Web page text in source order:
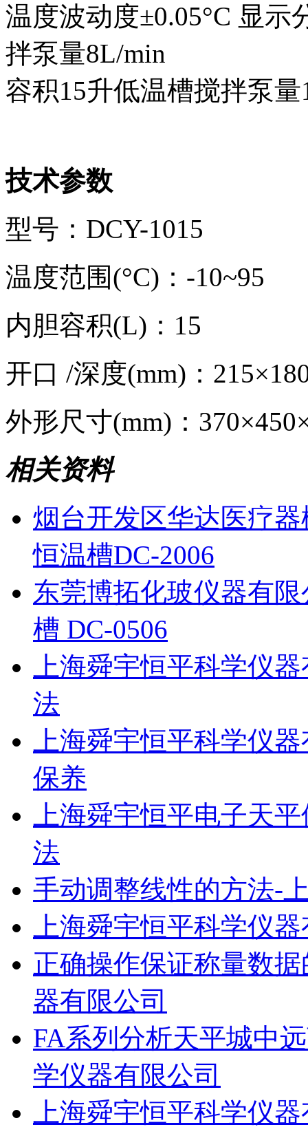
温度波动度±0.05°C 显示
拌泵量8L/min
容积15升低温槽搅拌泵
技术参数
型号：DCY-1015
温度范围(°C)：-10~95
内胆容积(L)：15
开口 /深度(mm)：
外形尺寸(mm)：
相关资料
烟台开发区华达医疗
恒温槽DC-2006
东莞博拓化玻仪器有
槽 DC-0506
上海舜宇恒平科学仪
法
上海舜宇恒平科学仪
保养
上海舜宇恒平电子天
法
手动调整线性的方法-
上海舜宇恒平科学仪
正确操作保证称量数
器有限公司
FA系列分析天平城中
学仪器有限公司
上海舜宇恒平科学仪